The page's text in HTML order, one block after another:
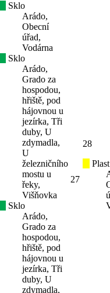
Sklo
Arádo,
Obecní
úřad,
Vodárna
Sklo
Arádo,
Grado za
hospodou,
hřiště, pod
hájovnou u
jezírka, Tři
duby, U
zdymadla,
U
železničního
mostu u
řeky,
Višňovka
Sklo
Arádo,
Grado za
hospodou,
hřiště, pod
hájovnou u
jezírka, Tři
duby, U
zdymadla,
27
28
Plast